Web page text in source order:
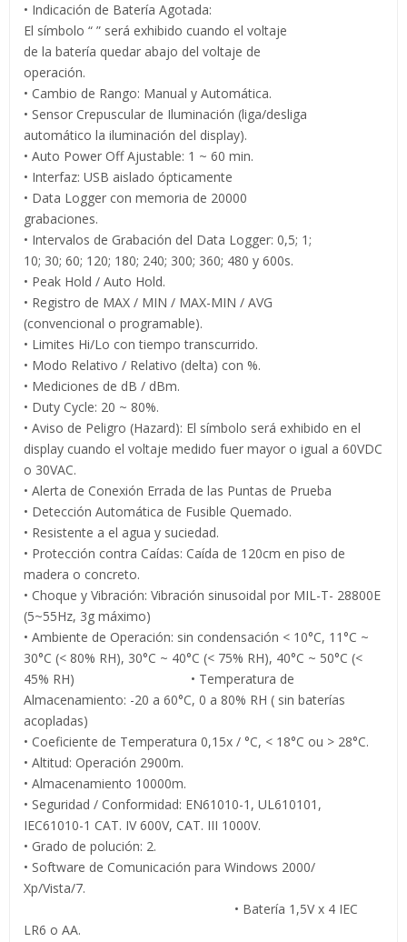
• Indicación de Batería Agotada:
El símbolo “ ” será exhibido cuando el voltaje
de la batería quedar abajo del voltaje de
operación.
• Cambio de Rango: Manual y Automática.
• Sensor Crepuscular de Iluminación (liga/desliga
automático la iluminación del display).
• Auto Power Off Ajustable: 1 ~ 60 min.
• Interfaz: USB aislado ópticamente
• Data Logger con memoria de 20000
grabaciones.
• Intervalos de Grabación del Data Logger: 0,5; 1;
10; 30; 60; 120; 180; 240; 300; 360; 480 y 600s.
• Peak Hold / Auto Hold.
• Registro de MAX / MIN / MAX-MIN / AVG
(convencional o programable).
• Limites Hi/Lo con tiempo transcurrido.
• Modo Relativo / Relativo (delta) con %.
• Mediciones de dB / dBm.
• Duty Cycle: 20 ~ 80%.
• Aviso de Peligro (Hazard): El símbolo será exhibido en el
display cuando el voltaje medido fuer mayor o igual a 60VDC
o 30VAC.
• Alerta de Conexión Errada de las Puntas de Prueba
• Detección Automática de Fusible Quemado.
• Resistente a el agua y suciedad.
• Protección contra Caídas: Caída de 120cm en piso de
madera o concreto.
• Choque y Vibración: Vibración sinusoidal por MIL-T- 28800E
(5~55Hz, 3g máximo)
• Ambiente de Operación: sin condensación < 10°C, 11°C ~
30°C (< 80% RH), 30°C ~ 40°C (< 75% RH), 40°C ~ 50°C (<
45% RH) • Temperatura de
Almacenamiento: -20 a 60°C, 0 a 80% RH ( sin baterías
acopladas)
• Coeficiente de Temperatura 0,15x / °C, < 18°C ou > 28°C.
• Altitud: Operación 2900m.
• Almacenamiento 10000m.
• Seguridad / Conformidad: EN61010-1, UL610101,
IEC61010-1 CAT. IV 600V, CAT. III 1000V.
• Grado de polución: 2.
• Software de Comunicación para Windows 2000/
Xp/Vista/7.
• Batería 1,5V x 4 IEC
LR6 o AA.